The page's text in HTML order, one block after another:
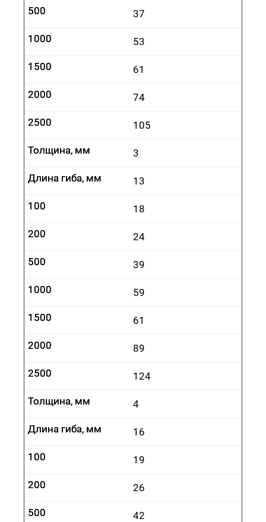
37
500
500
53
1000
1000
61
1500
1500
74
2000
2000
105
2500
2500
3
Толщина, мм
Толщина, мм
13
Длина гиба, мм
Длина гиба, мм
18
100
100
24
200
200
39
500
500
59
1000
1000
61
1500
1500
89
2000
2000
124
2500
2500
4
Толщина, мм
Толщина, мм
16
Длина гиба, мм
Длина гиба, мм
19
100
100
26
200
200
42
500
500